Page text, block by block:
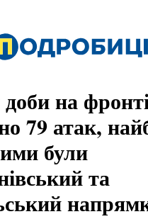
на
79 атак,
були
та